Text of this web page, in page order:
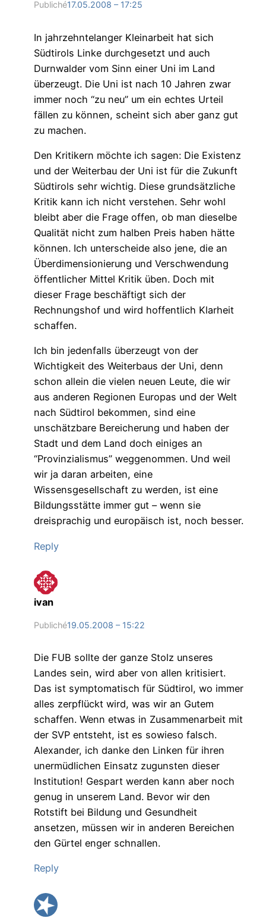
Publiché17.05.2008 – 17:25
In jahrzehntelanger Kleinarbeit hat sich
Südtirols Linke durchgesetzt und auch
Durnwalder vom Sinn einer Uni im Land
überzeugt. Die Uni ist nach 10 Jahren zwar
immer noch “zu neu” um ein echtes Urteil
fällen zu können, scheint sich aber ganz gut
zu machen.
Den Kritikern möchte ich sagen: Die Existenz
und der Weiterbau der Uni ist für die Zukunft
Südtirols sehr wichtig. Diese grundsätzliche
Kritik kann ich nicht verstehen. Sehr wohl
bleibt aber die Frage offen, ob man dieselbe
Qualität nicht zum halben Preis haben hätte
können. Ich unterscheide also jene, die an
Überdimensionierung und Verschwendung
öffentlicher Mittel Kritik üben. Doch mit
dieser Frage beschäftigt sich der
Rechnungshof und wird hoffentlich Klarheit
schaffen.
Ich bin jedenfalls überzeugt von der
Wichtigkeit des Weiterbaus der Uni, denn
schon allein die vielen neuen Leute, die wir
aus anderen Regionen Europas und der Welt
nach Südtirol bekommen, sind eine
unschätzbare Bereicherung und haben der
Stadt und dem Land doch einiges an
“Provinzialismus” weggenommen. Und weil
wir ja daran arbeiten, eine
Wissensgesellschaft zu werden, ist eine
Bildungsstätte immer gut – wenn sie
dreisprachig und europäisch ist, noch besser.
Reply
ivan
Publiché19.05.2008 – 15:22
Die FUB sollte der ganze Stolz unseres
Landes sein, wird aber von allen kritisiert.
Das ist symptomatisch für Südtirol, wo immer
alles zerpflückt wird, was wir an Gutem
schaffen. Wenn etwas in Zusammenarbeit mit
der SVP entsteht, ist es sowieso falsch.
Alexander, ich danke den Linken für ihren
unermüdlichen Einsatz zugunsten dieser
Institution! Gespart werden kann aber noch
genug in unserem Land. Bevor wir den
Rotstift bei Bildung und Gesundheit
ansetzen, müssen wir in anderen Bereichen
den Gürtel enger schnallen.
Reply